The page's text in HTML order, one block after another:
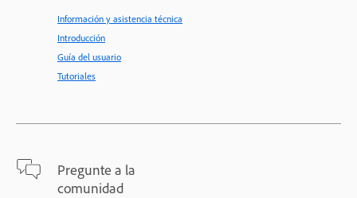
Información y asistencia técnica
Introducción
Guía del usuario
Tutoriales
Pregunte a la
comunidad